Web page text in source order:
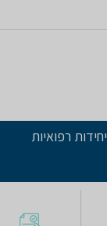
יחידות רפואיות